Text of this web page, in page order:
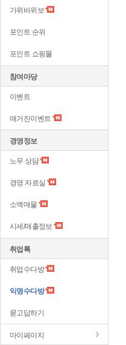
가위바위보
포인트 순위
포인트 쇼핑몰
참여마당
이벤트
매거진이벤트
경영정보
노무 상담
경영 자료실
소액매물
시세/매출정보
취업톡
취업수다방
익명수다방
묻고답하기
마이페이지